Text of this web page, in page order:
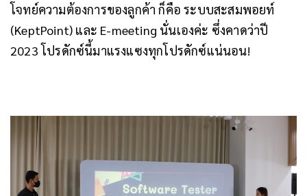
โจทย์ความต้องการของลูกค้า ก็คือ ระบบสะสมพอยท์
(KeptPoint) และ E-meeting นั่นเองค่ะ ซึ่งคาดว่าปี
2023 โปรดักซ์นี้มาแรงแซงทุกโปรดักซ์แน่นอน!